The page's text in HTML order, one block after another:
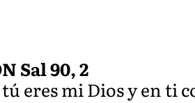
Sal 90, 2
eres mi Dios y en ti